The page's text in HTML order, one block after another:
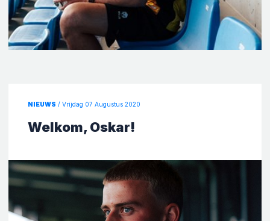
NIEUWS / Vrijdag 07 Augustus 2020
Welkom, Oskar!